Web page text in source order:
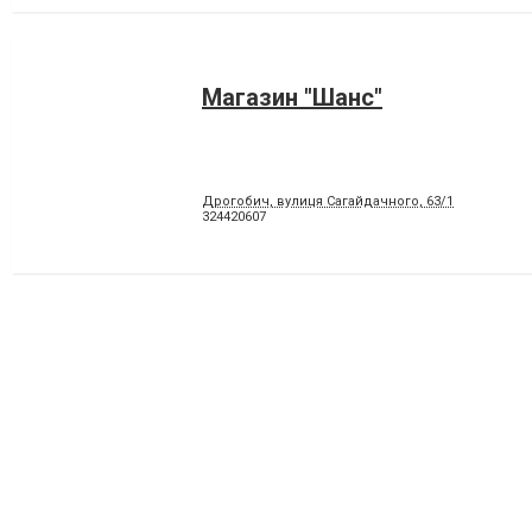
Магазин "Шанс"
Дрогобич, вулиця Сагайдачного, 63/1
324420607